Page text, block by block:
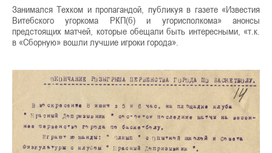
Занимался Техком и пропагандой, публикуя в газете «Известия
Витебского угоркома РКП(б) и угорисполкома» анонсы
предстоящих матчей, которые обещали быть интересными, «т.к.
в «Сборную» вошли лучшие игроки города».